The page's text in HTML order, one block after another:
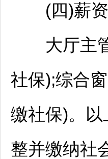
(四)薪资
大厅主管
社保);综合
缴社保)。
整并缴纳社